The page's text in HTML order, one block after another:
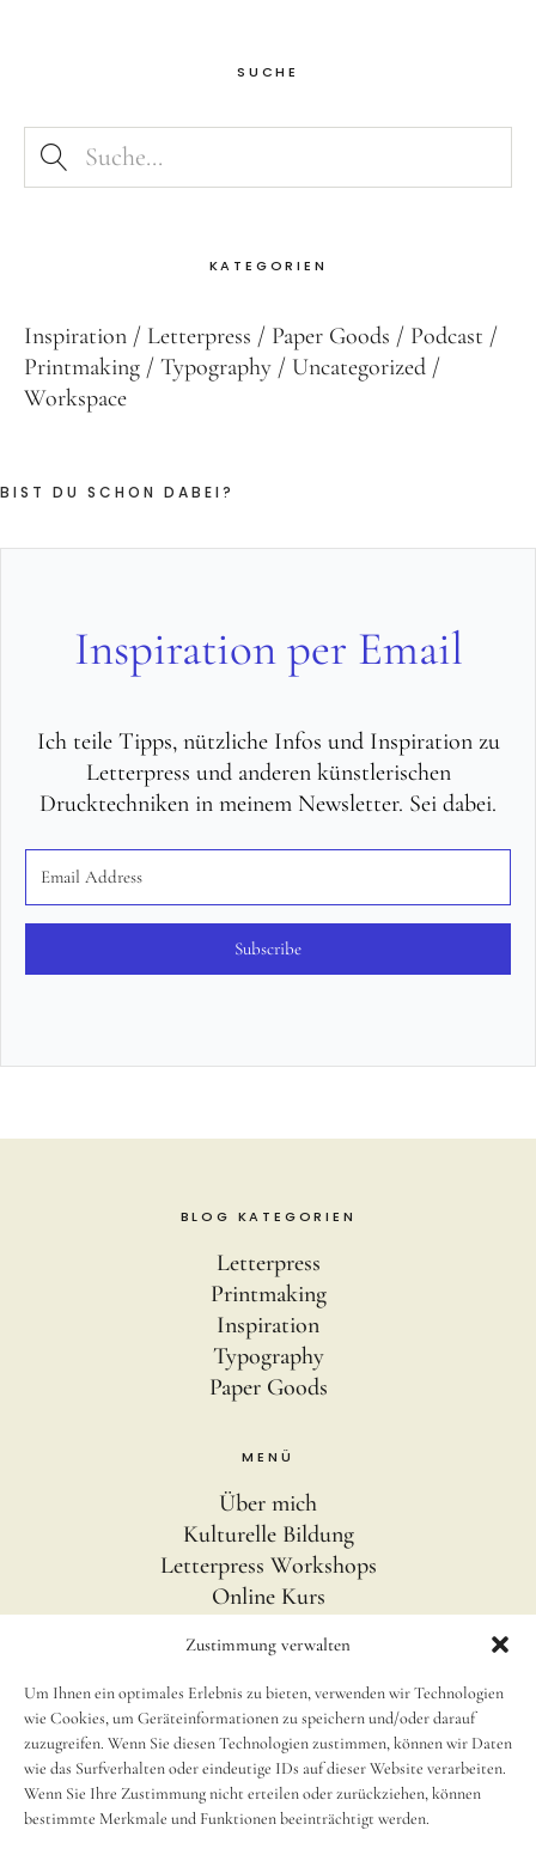
Zustimmung verwalten
Um Ihnen ein optimales Erlebnis zu bieten, verwenden wir Technologien
wie Cookies, um Geräteinformationen zu speichern und/oder darauf
zuzugreifen. Wenn Sie diesen Technologien zustimmen, können wir Daten
wie das Surfverhalten oder eindeutige IDs auf dieser Website verarbeiten.
Wenn Sie Ihre Zustimmung nicht erteilen oder zurückziehen, können
bestimmte Merkmale und Funktionen beeinträchtigt werden.
SUCHE
KATEGORIEN
Inspiration Letterpress Paper Goods
Podcast
Printmaking
Typography
Uncategorized
Workspace
BIST DU SCHON DABEI?
Inspiration per Email
Ich teile Tipps, nützliche Infos und Inspiration zu
Letterpress und anderen künstlerischen
Drucktechniken in meinem Newsletter. Sei dabei.
Subscribe
BLOG KATEGORIEN
Letterpress
Printmaking
Inspiration
Typography
Paper Goods
MENÜ
Über mich
Kulturelle Bildung
Letterpress Workshops
Online Kurs
INFOS
Impressum
Disclaimer
newsletter
Cookie Richtlinie (EU)